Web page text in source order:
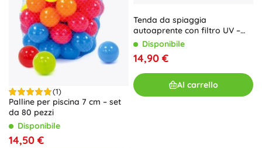
(1)
Palline per piscina 7 cm – set
da 80 pezzi
Disponibile
14,50 €
Tenda da spiaggia
autoaprente con filtro UV –
BluDisponibile
14,90 €
Al carrello